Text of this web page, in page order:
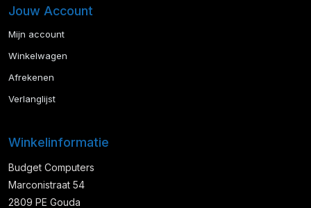
Jouw Account
Mijn account
Winkelwagen
Afrekenen
Verlanglijst
Winkelinformatie
Budget Computers
Marconistraat 54
2809 PE Gouda